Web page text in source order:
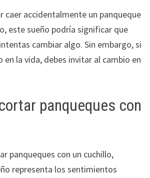
caer accidentalmente un panqueque
este sueño podría significar que
cambiar algo. Sin embargo, si
en la vida, debes invitar al cambio en
panqueques con
panqueques con un cuchillo,
representa los sentimientos